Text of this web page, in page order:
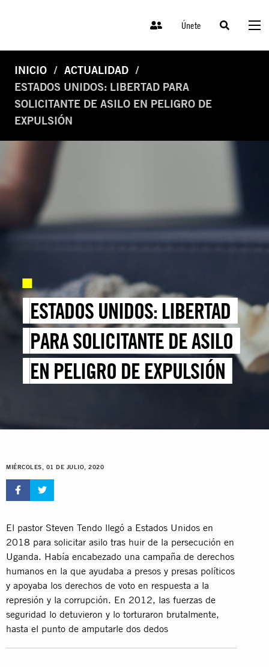
Únete
INICIO
ACTUALIDAD
ESTADOS UNIDOS: LIBERTAD PARA
SOLICITANTE DE ASILO EN PELIGRO DE
EXPULSIÓN
ESTADOS UNIDOS: LIBERTAD
PARA SOLICITANTE DE ASILO
EN PELIGRO DE EXPULSIÓN
MIÉRCOLES, 01 DE JULIO, 2020
El pastor Steven Tendo llegó a Estados Unidos en
2018 para solicitar asilo tras huir de la persecución en
Uganda. Había encabezado una campaña de derechos
humanos en la que ayudaba a presos y presas políticos
y apoyaba los derechos de voto en respuesta a la
represión y la corrupción. En 2012, las fuerzas de
seguridad lo detuvieron y lo torturaron brutalmente,
hasta el punto de amputarle dos dedos